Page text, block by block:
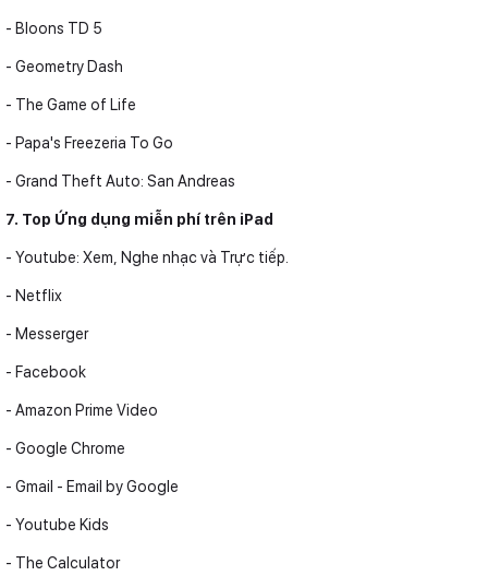
- Bloons TD 5
- Geometry Dash
- The Game of Life
- Papa's Freezeria To Go
- Grand Theft Auto: San Andreas
7. Top Ứng dụng miễn phí trên iPad
- Youtube: Xem, Nghe nhạc và Trực tiếp.
- Netflix
- Messerger
- Facebook
- Amazon Prime Video
- Google Chrome
- Gmail - Email by Google
- Youtube Kids
- The Calculator